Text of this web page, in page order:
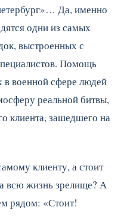
Да, именно
одни из самых
выстроенных с
Помощь
в военной сфере людей
реальной битвы,
клиента, зашедшего на
клиенту, а стоит
всю жизнь зрелище? А
рядом: «Стоит!